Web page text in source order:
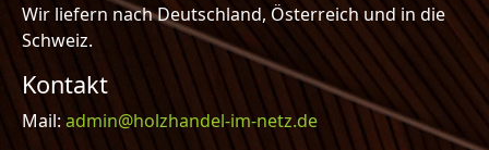
Wir liefern nach Deutschland, Österreich und in die
Schweiz.
Kontakt
Mail: admin@holzhandel-im-netz.de